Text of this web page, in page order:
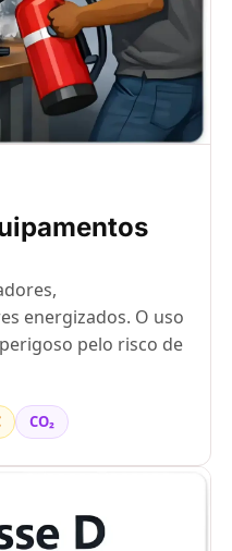
energizados. O uso
pelo risco de
CO₂